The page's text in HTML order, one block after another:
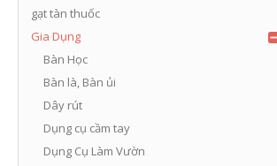
gạt tàn thuốc
Gia Dụng
Bàn Học
Bàn là, Bàn ủi
Dây rút
Dụng cụ cầm tay
Dụng Cụ Làm Vườn